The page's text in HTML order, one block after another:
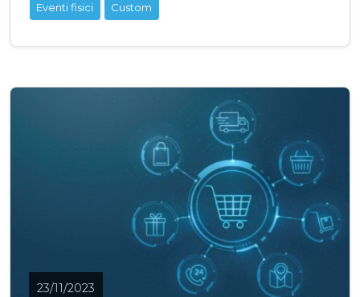
Eventi fisici Custom
23/11/2023